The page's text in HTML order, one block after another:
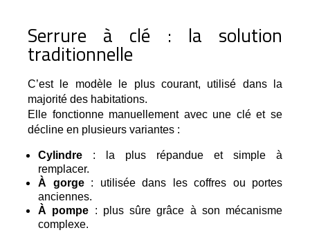
Serrure à clé : la solution
traditionnelle
C’est le modèle le plus courant, utilisé dans la
majorité des habitations.
Elle fonctionne manuellement avec une clé et se
décline en plusieurs variantes :
Cylindre : la plus répandue et simple à
remplacer.
À gorge: utilisée dans les coffres ou portes
anciennes.
À pompe : plus sûre grâce à son mécanisme
complexe.